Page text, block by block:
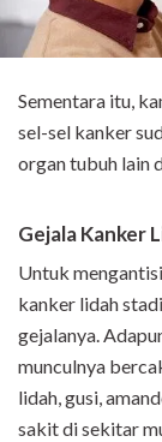
Sementara itu,
sel-sel kanker
organ tubuh lain
Gejala Kanker
Untuk
kanker lidah
gejalanya.
munculnya
lidah, gusi,
sakit di sekitar